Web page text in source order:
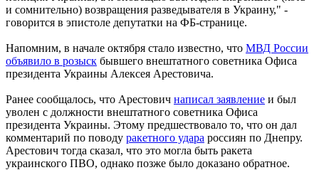
и сомнительно) возвращения разведывателя в Украину," -
говорится в эпистоле депутатки на ФБ-странице.
Напомним, в начале октября стало известно, что МВД России
объявило в розыск бывшего внештатного советника Офиса
президента Украины Алексея Арестовича.
Ранее сообщалось, что Арестович написал заявление и был
уволен с должности внештатного советника Офиса
президента Украины. Этому предшествовало то, что он дал
комментарий по поводу ракетного удара россиян по Днепру.
Арестович тогда сказал, что это могла быть ракета
украинского ПВО, однако позже было доказано обратное.